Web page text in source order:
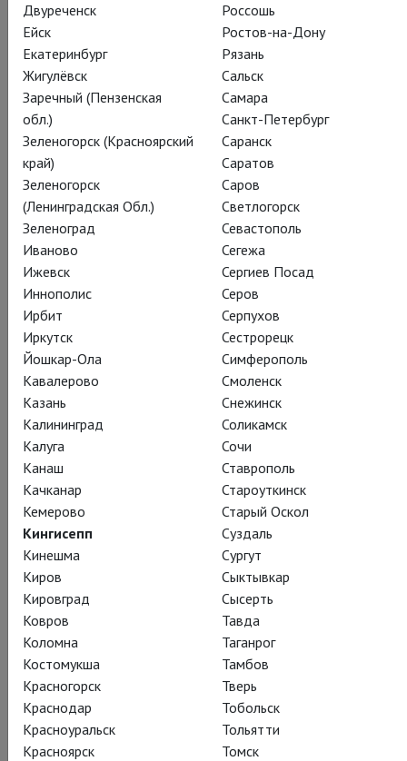
Уильям Шекспир
Антоний и Клеопатра
RSC: Antony and Cleopatra
Постановка Икбаля Хана для Королевской
Шекспировской компании. В главных ролях
Энтони Бирн и Жозетт Симон
Любовно-историческая трагедия Уильяма Шекспира
оживает на сцене Королевской Шекспировской компании в
страстной постановке Икбаля Хана.
После убийства Цезаря Марк Антоний достигает пика
своего могущества. Но он решает пренебречь своими
обязанностями перед империей в пользу полной излишеств
совместной жизни со своей возлюбленной Клеопатрой,
царицей египетской. Разрываясь между чувством и долгом,
Антоний обрекает себя и свою возлюбленную на погибель.
Смотреть онлайн за 550 ₽
Поделиться:
Подписаться на рассылку
Двуреченск
Ейск
Екатеринбург
Жигулёвск
Заречный (Пензенская
обл.)
Зеленогорск (Красноярский
край)
Зеленогорск
(Ленинградская Обл.)
Зеленоград
Иваново
Ижевск
Иннополис
Ирбит
Иркутск
Йошкар-Ола
Кавалерово
Казань
Калининград
Калуга
Канаш
Качканар
Кемерово
Кингисепп
Кинешма
Киров
Кировград
Ковров
Коломна
Костомукша
Красногорск
Краснодар
Красноуральск
Красноярск
Россошь
Ростов-на-Дону
Рязань
Сальск
Самара
Санкт-Петербург
Саранск
Саратов
Саров
Светлогорск
Севастополь
Сегежа
Сергиев Посад
Серов
Серпухов
Сестрорецк
Симферополь
Смоленск
Снежинск
Соликамск
Сочи
Ставрополь
Староуткинск
Старый Оскол
Суздаль
Сургут
Сыктывкар
Сысерть
Тавда
Таганрог
Тамбов
Тверь
Тобольск
Тольятти
Томск